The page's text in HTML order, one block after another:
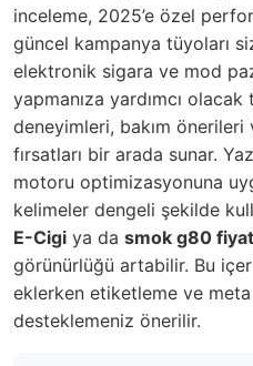
inceleme, 2025’e özel
güncel kampanya tüyoları
elektronik sigara ve mod
yapmanıza yardımcı olacak
deneyimleri, bakım
fırsatları bir arada sunar.
motoru optimizasyonuna
kelimeler dengeli şekilde
E-Cigi ya da smok g80 fiyat
görünürlüğü artabilir. Bu
eklerken etiketleme ve meta
desteklemeniz önerilir.